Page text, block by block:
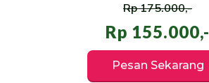
Rp 175.000,-
Rp 155.000,-
Pesan Sekarang